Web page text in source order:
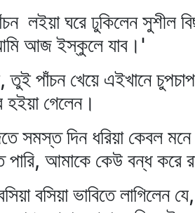
লইয়া ঘরে ঢুকিলেন সুশীল
আমি আজ ইস্কুলে যাব।'
তুই পাঁচন খেয়ে এইখানে
হইয়া গেলেন।
সমস্ত দিন ধরিয়া কেবল
আমাকে কেউ বন্ধ করে
বসিয়া ভাবিতে